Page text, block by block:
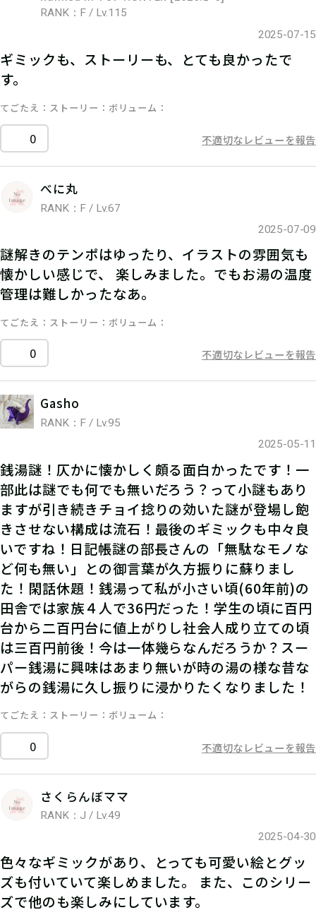
RANK：F / Lv.115
2025-07-15
ギミックも、ストーリーも、とても良かったで
す。
てごたえ ストーリー ボリューム
0 不適切なレビューを報告
べに丸
RANK：F / Lv.67
2025-07-09
謎解きのテンポはゆったり、イラストの雰囲気も
懐かしい感じで、 楽しみました。でもお湯の温度
管理は難しかったなあ。
てごたえ ストーリー ボリューム
0 不適切なレビューを報告
Gasho
RANK：F / Lv.95
2025-05-11
銭湯謎！仄かに懐かしく頗る面白かったです！一
部此は謎でも何でも無いだろう？って小謎もあり
ますが引き続きチョイ捻りの効いた謎が登場し飽
きさせない構成は流石！最後のギミックも中々良
いですね！日記帳謎の部長さんの「無駄なモノな
ど何も無い」との御言葉が久方振りに蘇りまし
た！閑話休題！銭湯って私が小さい頃(60年前)の
田舎では家族４人で36円だった！学生の頃に百円
台から二百円台に値上がりし社会人成り立ての頃
は三百円前後！今は一体幾らなんだろうか？スー
パー銭湯に興味はあまり無いが時の湯の様な昔な
がらの銭湯に久し振りに浸かりたくなりました！
てごたえ ストーリー ボリューム
0 不適切なレビューを報告
さくらんぼママ
RANK：J / Lv.49
2025-04-30
色々なギミックがあり、とっても可愛い絵とグッ
ズも付いていて楽しめました。 また、このシリー
ズで他のも楽しみにしています。